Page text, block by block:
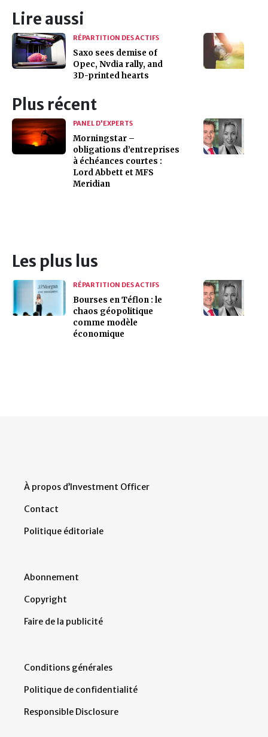
Lire aussi
RÉPARTITION DES ACTIFS
Saxo sees demise of
Opec, Nvdia rally, and
3D-printed hearts
Plus récent
PANEL D'EXPERTS
Morningstar –
obligations d’entreprises
à échéances courtes :
Lord Abbett et MFS
Meridian
Les plus lus
RÉPARTITION DES ACTIFS
Bourses en Téflon : le
chaos géopolitique
comme modèle
économique
À propos d’Investment Officer
Contact
Politique éditoriale
Abonnement
Copyright
Faire de la publicité
Conditions générales
Politique de confidentialité
Responsible Disclosure